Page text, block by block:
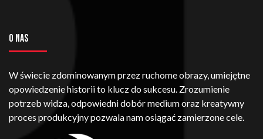
O NAS
W świecie zdominowanym przez ruchome obrazy, umiejętne
opowiedzenie historii to klucz do sukcesu. Zrozumienie
potrzeb widza, odpowiedni dobór medium oraz kreatywny
proces produkcyjny pozwala nam osiągać zamierzone cele.